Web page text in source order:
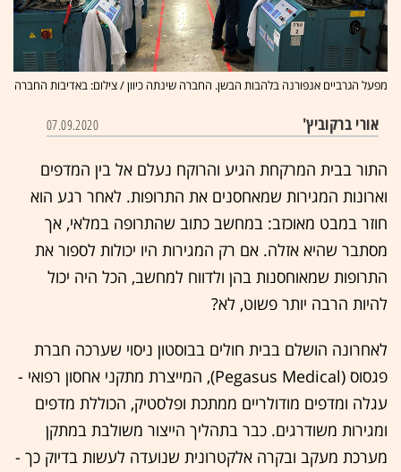
מפעל הגרביים אנפורנה בלהבות הבשן. החברה שינתה כיוון / צילום: באדיבות החברה
אורי ברקוביץ' 07.09.2020
התור בבית המרקחת הגיע והרוקח נעלם אל בין המדפים
וארונות המגירות שמאחסנים את התרופות. לאחר רגע הוא
חוזר במבט מאוכזב: במחשב כתוב שהתרופה במלאי, אך
מסתבר שהיא אזלה. אם רק המגירות היו יכולות לספור את
התרופות שמאוחסנות בהן ולדווח למחשב, הכל היה יכול
להיות הרבה יותר פשוט, לא?
לאחרונה הושלם בבית חולים בבוסטון ניסוי שערכה חברת
פגסוס (Pegasus Medical), המייצרת מתקני אחסון רפואי -
עגלה ומדפים מודולריים ממתכת ופלסטיק, הכוללת מדפים
ומגירות משודרגים. כבר בתהליך הייצור משולבת במתקן
מערכת מעקב ובקרה אלקטרונית שנועדה לעשות בדיוק כך -